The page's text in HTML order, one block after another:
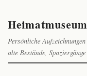
Persönliche
alte Bestände,